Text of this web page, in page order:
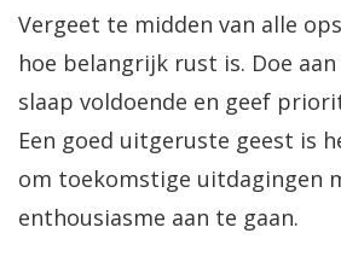
Vergeet te midden van alle
hoe belangrijk rust is. Doe
slaap voldoende en geef
Een goed uitgeruste geest is
om toekomstige uitdagingen
enthousiasme aan te gaan.